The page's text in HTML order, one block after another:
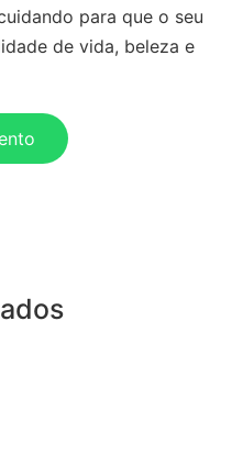
para que o seu
de vida, beleza e